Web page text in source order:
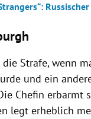
Strafe, wenn
und ein
Chefin erbarmt
legt erheblich